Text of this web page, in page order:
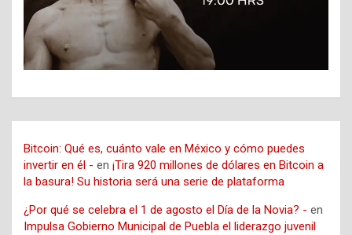
Bitcoin: Qué es, cuánto vale en México y cómo puedes
invertir en él - en ¡Tira 920 millones de dólares en Bitcoin a
la basura! Su historia será una serie de plataforma
¿Por qué se celebra el 1 de agosto el Día de la Novia? - en
Impulsa Gobierno Municipal de Puebla el liderazgo juvenil